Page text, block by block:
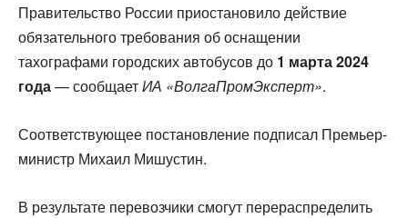
Правительство России приостановило действие
обязательного требования об оснащении
тахографами городских автобусов до 1 марта 2024
года— сообщаетИА «ВолгаПромЭксперт».
Соответствующее постановление подписал Премьер-
министр Михаил Мишустин.
В результате перевозчики смогут перераспределить